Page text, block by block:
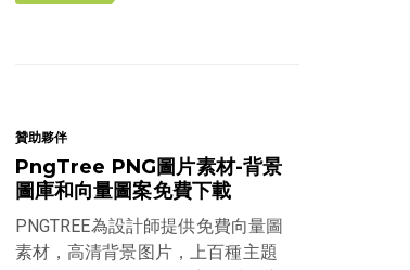
贊助夥伴
PngTree PNG圖片素材-背景
圖庫和向量圖案免費下載
PNGTREE為設計師提供免費向量圖
素材，高清背景图片，上百種主題